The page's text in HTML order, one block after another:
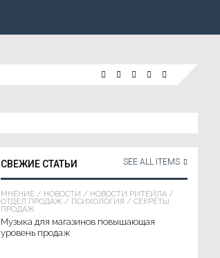
СВЕЖИЕ СТАТЬИ SEE ALL ITEMS
МНЕНИЕ / НОВОСТИ / НОВОСТИ РИТЕЙЛА /
ОТДЕЛ ПРОДАЖ / ПСИХОЛОГИЯ / СЕКРЕТЫ
ПРОДАЖ
Музыка для магазинов повышающая
уровень продаж